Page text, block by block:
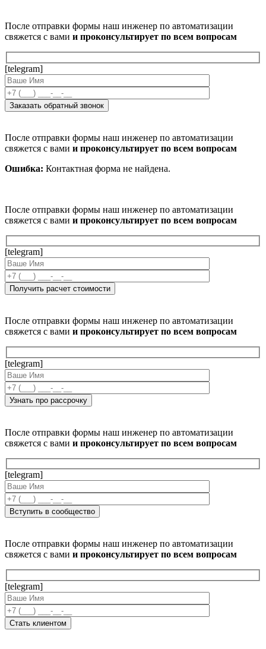
После отправки формы наш инженер по автоматизации
свяжется с вами и проконсультирует по всем вопросам
[telegram]
После отправки формы наш инженер по автоматизации
свяжется с вами и проконсультирует по всем вопросам
Ошибка: Контактная форма не найдена.
После отправки формы наш инженер по автоматизации
свяжется с вами и проконсультирует по всем вопросам
[telegram]
После отправки формы наш инженер по автоматизации
свяжется с вами и проконсультирует по всем вопросам
[telegram]
После отправки формы наш инженер по автоматизации
свяжется с вами и проконсультирует по всем вопросам
[telegram]
После отправки формы наш инженер по автоматизации
свяжется с вами и проконсультирует по всем вопросам
[telegram]